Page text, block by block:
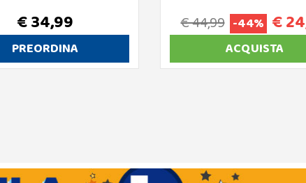
€ 34,99
PREORDINA
€ 44,99 -44% €
ACQUISTA